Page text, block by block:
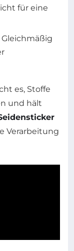
für eine
Gleichmäßig
es, Stoffe
und hält
Verarbeitung